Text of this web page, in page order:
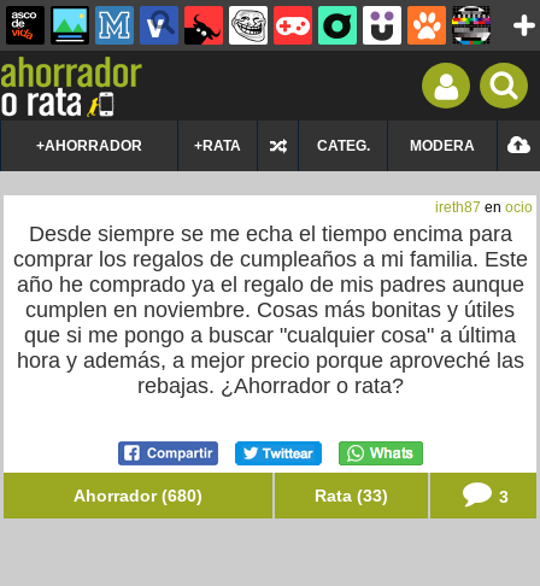
+AHORRADOR +RATA CATEG. MODERA
ireth87 en ocio
Desde siempre se me echa el tiempo encima para
comprar los regalos de cumpleaños a mi familia. Este
año he comprado ya el regalo de mis padres aunque
cumplen en noviembre. Cosas más bonitas y útiles
que si me pongo a buscar "cualquier cosa" a última
hora y además, a mejor precio porque aproveché las
rebajas. ¿Ahorrador o rata?
Ahorrador (680) Rata (33) 3